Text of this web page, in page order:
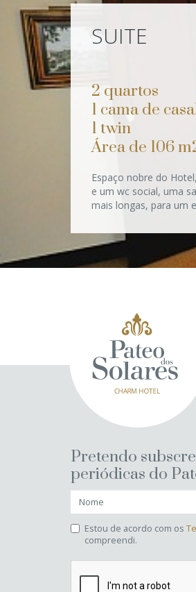
SUITE
2 quartos
1 cama de
1 twin
Área de 106
Espaço nobre do
e um wc social, uma
mais longas, para um
Pretendo
periódicas do
Estou de acordo com os
compreendi.